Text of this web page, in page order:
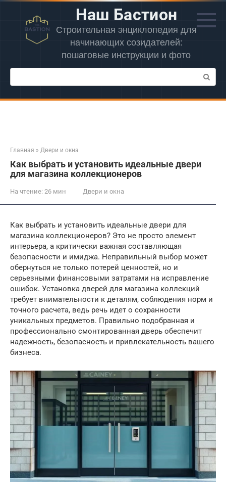
Перейти
контенту
Наш Бастион
Строительная энциклопедия для
начинающих созидателей:
пошаговые инструкции и фото
Поиск:
Главная » Двери и окна
Как выбрать и установить идеальные двери
для магазина коллекционеров
На чтение: 26 мин Двери и окна
Как выбрать и установить идеальные двери для
магазина коллекционеров? Это не просто элемент
интерьера, а критически важная составляющая
безопасности и имиджа. Неправильный выбор может
обернуться не только потерей ценностей, но и
серьезными финансовыми затратами на исправление
ошибок. Установка дверей для магазина коллекций
требует внимательности к деталям, соблюдения норм и
точного расчета, ведь речь идет о сохранности
уникальных предметов. Правильно подобранная и
профессионально смонтированная дверь обеспечит
надежность, безопасность и привлекательность вашего
бизнеса.